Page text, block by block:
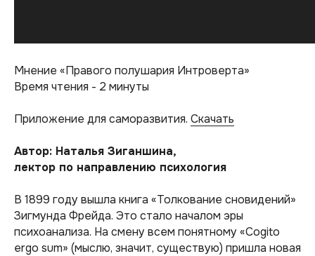
Мнение «Правого полушария Интроверта»
Время чтения - 2 минуты
Приложение для саморазвития. Скачать
Автор: Наталья Зиганшина,
лектор по направлению психология
В 1899 году вышла книга «Толкование сновидений»
Зигмунда Фрейда. Это стало началом эры
психоанализа. На смену всем понятному «Cogito
ergo sum» (мыслю, значит, существую) пришла новая